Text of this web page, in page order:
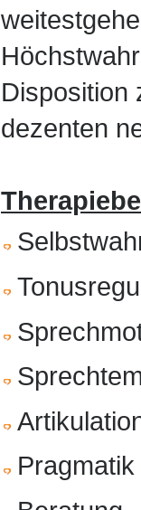
Disposition
dezenten
Pragmatik